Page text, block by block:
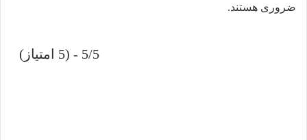
ضروری هستند.
5/5 - (5 امتیاز)